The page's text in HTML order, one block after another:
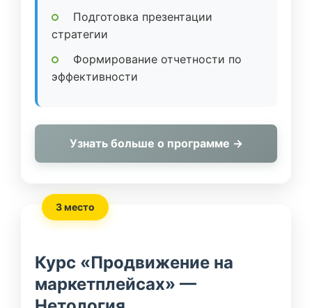
Подготовка презентации
стратегии
Формирование отчетности по
эффективности
Узнать больше о программе →
3 место
Курс «Продвижение на
маркетплейсах» —